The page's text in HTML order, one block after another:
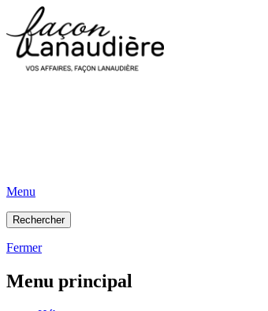
Menu
Rechercher
Fermer
Menu principal